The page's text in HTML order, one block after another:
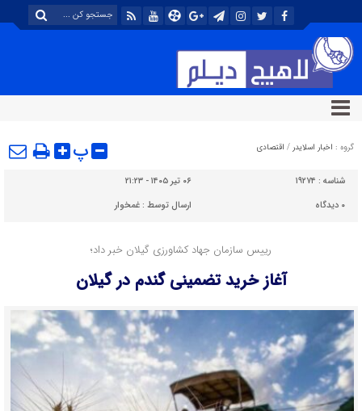
گروه : اخبار اسلایدر / اقتصادی پ
شناسه : ۱۹۲۷۴
۰۶ تیر ۱۴۰۵ - ۲۱:۲۳
۰ دیدگاه ارسال توسط :غمخوار
رییس سازمان جهاد کشاورزی گیلان خبر داد؛
آغاز خرید تضمینی گندم در گیلان